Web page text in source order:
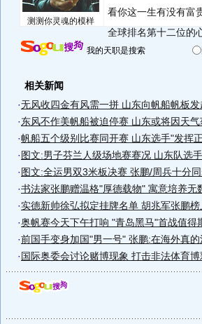
测测你灵魂的模样
看你这一生有没有富
全球排名第十二位的
我的天职是搜索
相关新闻
·无风收四金有风需一拼 山东向帆船帆板
·东风不作美帆船被迫停赛 山东或将因天气
·帆船五个级别比赛同开赛 山东选手"发挥
· 图文:男子芬兰人级场地赛赛况 山东队选
· 图文:全运男双3米板决赛 张鹏/周兵十分
·书法家张鹏赠温格"厚德载物" 寓意培养无
·实德新帅徐弘拟定挂牌名单 胡兆军张鹏榜
·奥帆赛今天下午打响 "青岛黑马"首战值得
·前国手变身加国"男一号" 张鹏:在海外真的
· 国际奥委会讨论赌博现象 打击非法体育博